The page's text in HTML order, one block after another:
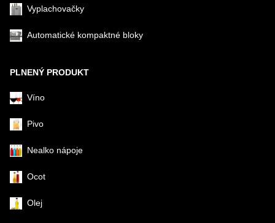
Vyplachovačky
Automatické kompaktné bloky
PLNENÝ PRODUKT
Víno
Pivo
Nealko nápoje
Ocot
Olej